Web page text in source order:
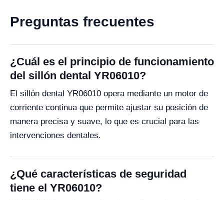
Preguntas frecuentes
¿Cuál es el principio de funcionamiento
del sillón dental YR06010?
El sillón dental YR06010 opera mediante un motor de
corriente continua que permite ajustar su posición de
manera precisa y suave, lo que es crucial para las
intervenciones dentales.
¿Qué características de seguridad
tiene el YR06010?